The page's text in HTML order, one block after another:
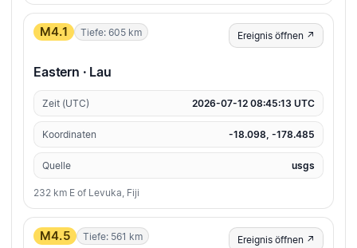
M4.1 Tiefe: 605 km Ereignis öffnen ↗
Eastern · Lau
Zeit (UTC) 2026-07-12 08:45:13 UTC
Koordinaten -18.098, -178.485
Quelle usgs
232 km E of Levuka, Fiji
M4.5 Tiefe: 561 km Ereignis öffnen ↗